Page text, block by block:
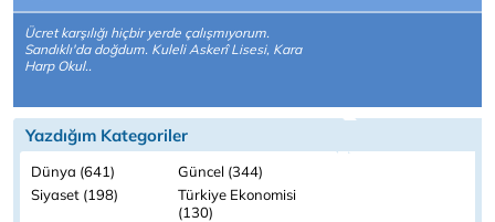
Ücret karşılığı hiçbir yerde çalışmıyorum.
Sandıklı'da doğdum. Kuleli Askerî Lisesi, Kara
Harp Okul..
Yazdığım Kategoriler
Dünya (641)
Güncel (344)
Siyaset (198)
Türkiye Ekonomisi
(130)